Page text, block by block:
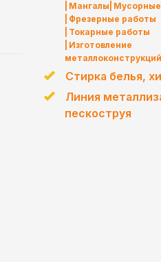
Мангалы Мусорные
Фрезерные работы
Токарные работы
Изготовление
металлоконструкций
Стирка белья,
Линия
пескоструя